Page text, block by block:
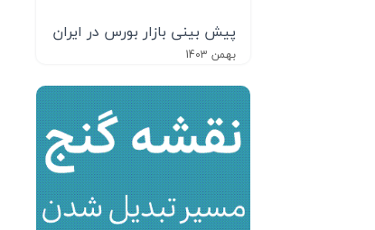
پیش بینی بازار بورس در ایران
بهمن 1403